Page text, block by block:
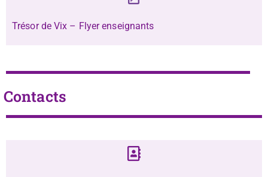
Trésor de Vix – Flyer enseignants
Contacts